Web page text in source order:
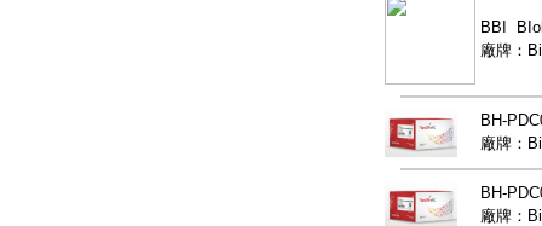
BBI
廠牌：
BH-
廠牌：
BH-
廠牌：